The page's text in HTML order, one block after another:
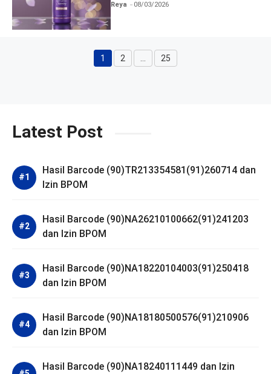
dan Izin BPOM
Reya 08/03/2026
Halaman
1 Halaman
2 Halaman
25
Latest Post
Hasil Barcode (90)TR213354581(91)260714 dan
Izin BPOM
Hasil Barcode (90)NA26210100662(91)241203
dan Izin BPOM
Hasil Barcode (90)NA18220104003(91)250418
dan Izin BPOM
Hasil Barcode (90)NA18180500576(91)210906
dan Izin BPOM
Hasil Barcode (90)NA18240111449 dan Izin